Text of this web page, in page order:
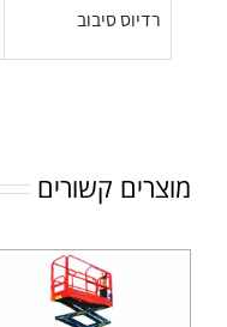
רדיוס סיבוב
מוצרים קשורים